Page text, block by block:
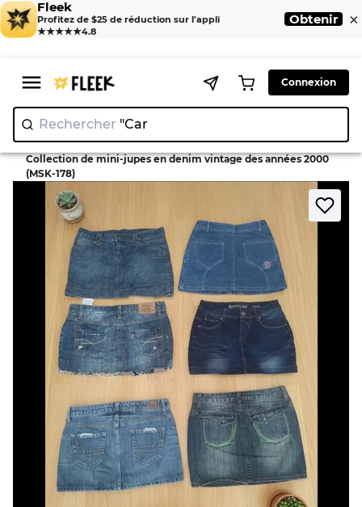
Fleek
Profitez de $25 de réduction sur l'appli
★★★★★4.8
Obtenir ×
Connexion
Rechercher |
Home > Skirt >
Collection de mini-jupes en denim vintage des années 2000
(MSK-178)